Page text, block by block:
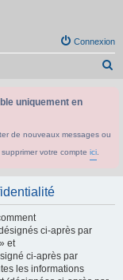
Connexion
uniquement en
de nouveaux messages ou
votre compte ici
ci-après par
et
ci-après par
les informations